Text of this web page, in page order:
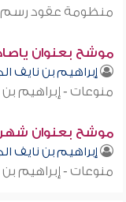
منظومة عقود رسم
موشح بعنوان
إبراهيم بن نايف
منوعات - إبراهيم
موشح بعنوان
إبراهيم بن نايف
منوعات - إبراهيم